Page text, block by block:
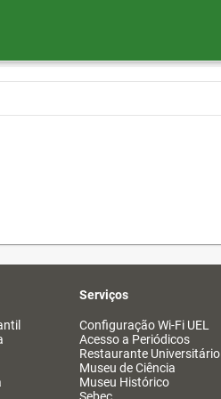
Serviços
Configuração Wi-Fi UEL
Acesso a Periódicos
Restaurante Universitário
Museu de Ciência
Museu Histórico